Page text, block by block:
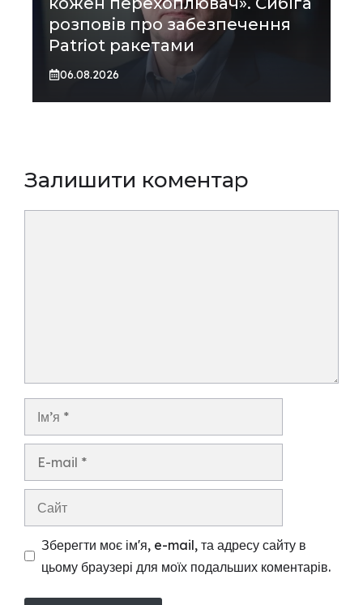
розповів про забезпечення
Patriot ракетами
06.08.2026
Залишити коментар
Зберегти моє ім'я, e-mail, та адресу сайту в
цьому браузері для моїх подальших коментарів.